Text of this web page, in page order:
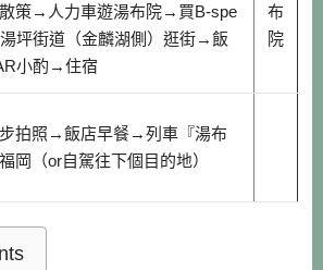
散策→人力車遊湯布院→買B-spe
坪街道（金麟湖側）逛街→飯
小酌→住宿
布
院
拍照→飯店早餐→列車『湯布
岡（or自駕往下個目的地）